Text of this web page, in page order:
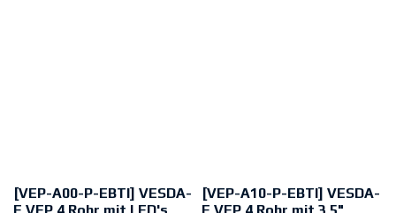
[VEP-A00-P-EBTI] VESDA-
[VEP-A10-P-EBTI] VESDA-